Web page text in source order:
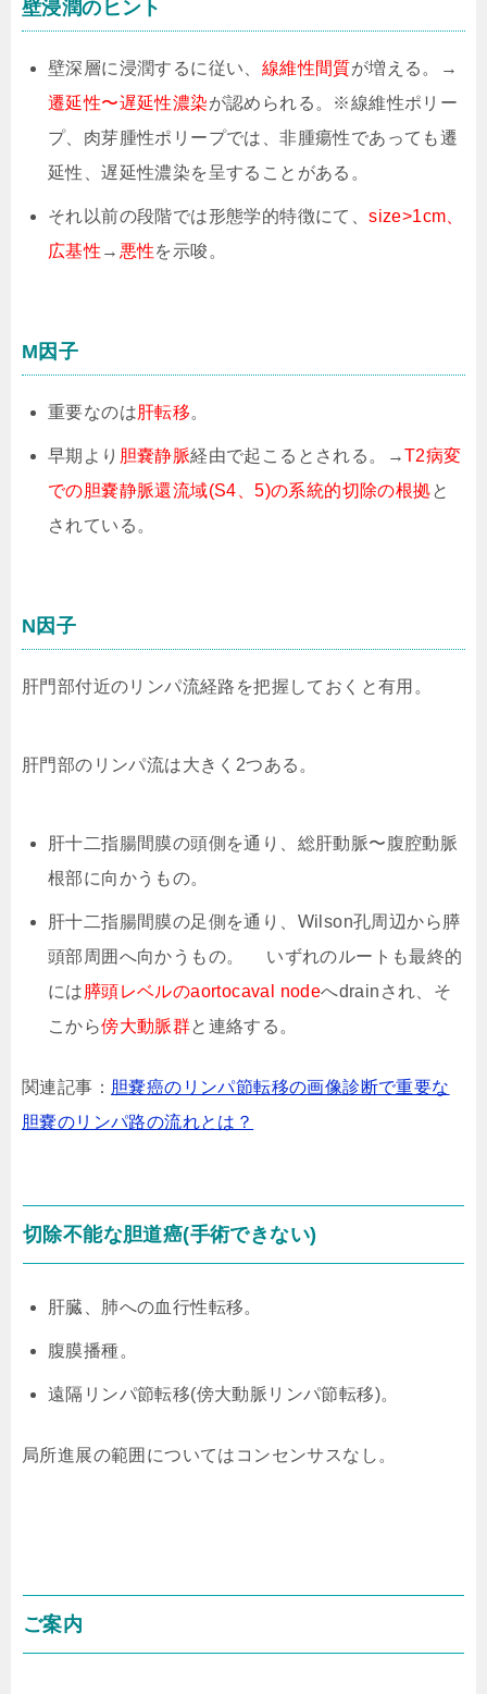
壁浸潤のヒント
壁深層に浸潤するに従い、 線維性間質が増える。→
遷延性〜遅延性濃染が認められる。※線維性ポリー
プ、肉芽腫性ポリープでは、非腫瘍性であっても遷
延性、遅延性濃染を呈することがある。
それ以前の段階では形態学的特徴にて、size>1cm、
広基性 → 悪性を示唆。
M因子
重要なのは肝転移。
早期より 胆嚢静脈経由で起こるとされる。→T2病変
での胆嚢静脈還流域(S4、5)の系統的切除の根拠と
されている。
N因子
肝門部付近のリンパ流経路を把握しておくと有用。
肝門部のリンパ流は大きく2つある。
肝十二指腸間膜の頭側を通り、総肝動脈〜腹腔動脈
根部に向かうもの。
肝十二指腸間膜の足側を通り、Wilson孔周辺から膵
頭部周囲へ向かうもの。 いずれのルートも最終的
には膵頭レベルのaortocaval nodeへdrainされ、そ
こから傍大動脈群と連絡する。
関連記事： 胆嚢癌のリンパ節転移の画像診断で重要な
胆嚢のリンパ路の流れとは？
切除不能な胆道癌(手術できない)
肝臓、肺への血行性転移。
腹膜播種。
遠隔リンパ節転移(傍大動脈リンパ節転移)。
局所進展の範囲についてはコンセンサスなし。
ご案内